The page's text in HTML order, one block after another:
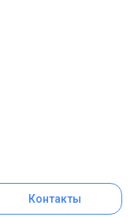
Контакты